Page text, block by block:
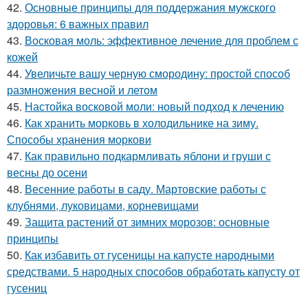
42. Основные принципы для поддержания мужского
здоровья: 6 важных правил
43. Восковая моль: эффективное лечение для проблем с
кожей
44. Увеличьте вашу черную смородину: простой способ
размножения весной и летом
45. Настойка восковой моли: новый подход к лечению
46. Как хранить морковь в холодильнике на зиму.
Способы хранения моркови
47. Как правильно подкармливать яблони и груши с
весны до осени
48. Весенние работы в саду. Мартовские работы с
клубнями, луковицами, корневищами
49. Защита растений от зимних морозов: основные
принципы
50. Как избавить от гусеницы на капусте народными
средствами. 5 народных способов обработать капусту от
гусениц